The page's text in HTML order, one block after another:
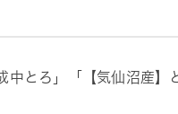
とろ」「【気仙沼産】